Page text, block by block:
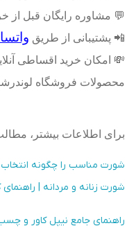
💬 مشاوره رایگان قبل از
📲 پشتیبانی از طریق
💸 امکان خرید اقساطی
محصولات فروشگاه
برای اطلاعات بیشتر،
شورت مناسب را چگونه انتخاب
شورت زنانه و مردانه | راهنمای
راهنمای جامع نیپل کاور و